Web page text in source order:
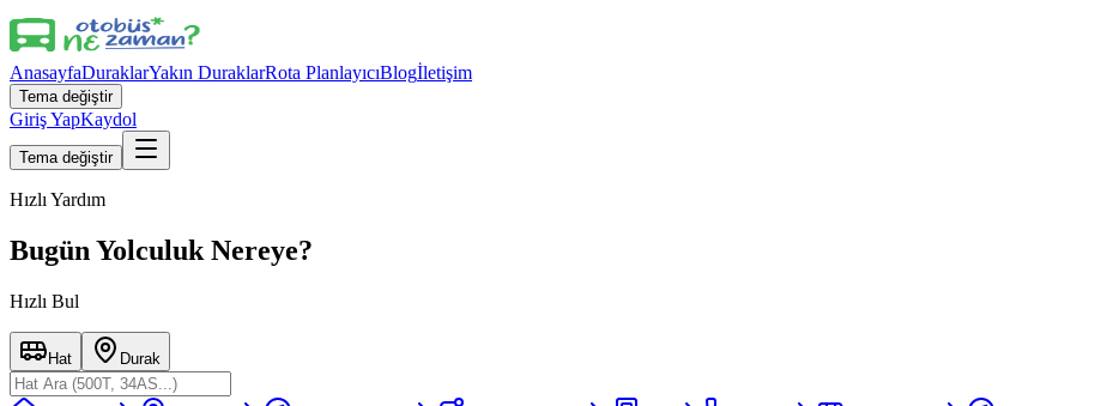
AnasayfaDuraklarYakın DuraklarRota PlanlayıcıBlogİletişim
Tema değiştir
Giriş YapKaydol
Tema değiştir
Hızlı Yardım
Bugün Yolculuk Nereye?
Hızlı Bul
Hat Durak